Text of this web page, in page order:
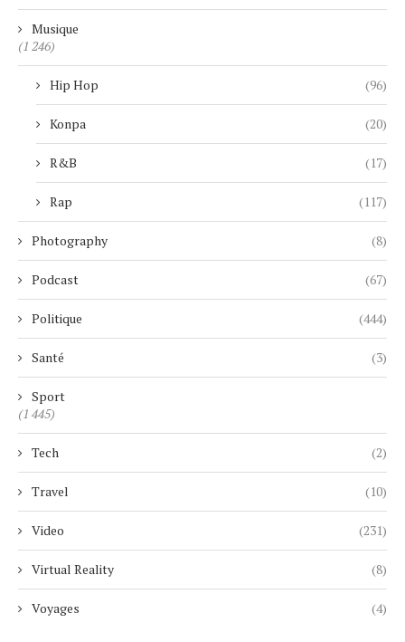
Musique
(1 246)
Hip Hop (96)
Konpa (20)
R&B (17)
Rap (117)
Photography (8)
Podcast (67)
Politique (444)
Santé (3)
Sport
(1 445)
Tech (2)
Travel (10)
Video (231)
Virtual Reality (8)
Voyages (4)